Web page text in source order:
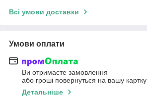
Всі умови доставки
Умови оплати
Ви отримаєте замовлення
або гроші повернуться на вашу картку
Детальніше